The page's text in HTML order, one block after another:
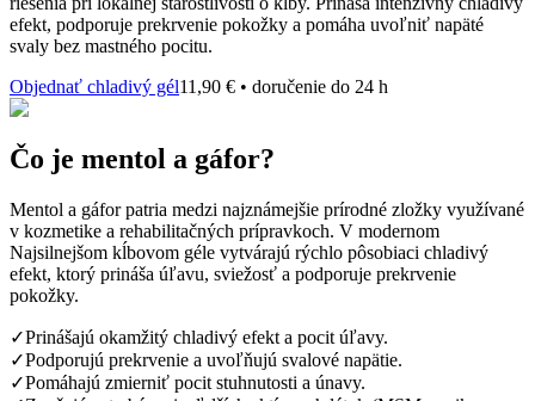
efekt, podporuje prekrvenie pokožky a pomáha uvoľniť napäté
svaly bez mastného pocitu.
Objednať chladivý gél11,90 € • doručenie do 24 h
Čo je mentol a gáfor?
Mentol a gáfor patria medzi najznámejšie prírodné zložky využívané
v kozmetike a rehabilitačných prípravkoch. V modernom
Najsilnejšom kĺbovom géle vytvárajú rýchlo pôsobiaci chladivý
efekt, ktorý prináša úľavu, sviežosť a podporuje prekrvenie
pokožky.
✓Prinášajú okamžitý chladivý efekt a pocit úľavy.
✓Podporujú prekrvenie a uvoľňujú svalové napätie.
✓Pomáhajú zmierniť pocit stuhnutosti a únavy.